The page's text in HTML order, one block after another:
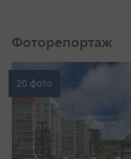
Фоторепортаж
20 фото